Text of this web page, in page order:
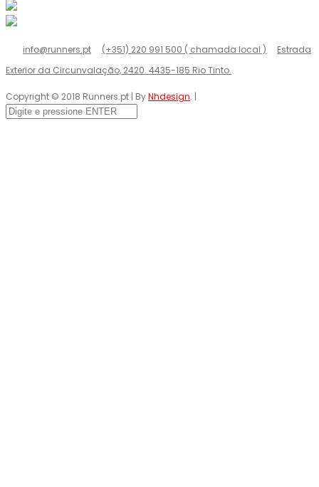
info@runners.pt (+351) 220 991 500 ( chamada local )
Estrada
Exterior da Circunvalação, 2420. 4435-185 Rio Tinto.
Copyright © 2018 Runners.pt | ByNhdesign. |